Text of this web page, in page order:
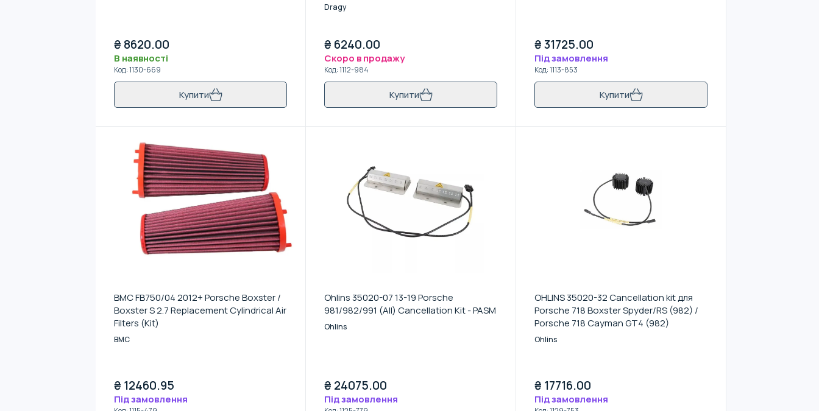
₴ 8620.00
В наявності
Код:1130-669
Купити
Dragy
₴ 6240.00
Скоро в продажу
Код:1112-984
Купити
₴31725.00
Під замовлення
Код:1113-853
Купити
BMC FB750/04 2012+ Porsche Boxster /
Boxster S 2.7 Replacement Cylindrical Air
Filters (Kit)
BMC
₴ 12460.95
Під замовлення
Ohlins 35020-07 13-19 Porsche
981/982/991 (All) Cancellation Kit - PASM
Ohlins
₴ 24075.00
Під замовлення
OHLINS 35020-32 Cancellation kit для
Porsche 718 Boxster Spyder/RS (982) /
Porsche 718 Cayman GT4 (982)
Ohlins
₴ 17716.00
Під замовлення